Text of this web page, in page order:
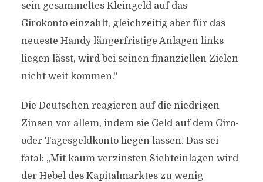
sein gesammeltes Kleingeld auf das
Girokonto einzahlt, gleichzeitig aber für das
neueste Handy längerfristige Anlagen links
liegen lässt, wird bei seinen finanziellen Zielen
nicht weit kommen.“
Die Deutschen reagieren auf die niedrigen
Zinsen vor allem, indem sie Geld auf dem Giro-
oder Tagesgeldkonto liegen lassen. Das sei
fatal: „Mit kaum verzinsten Sichteinlagen wird
der Hebel des Kapitalmarktes zu wenig